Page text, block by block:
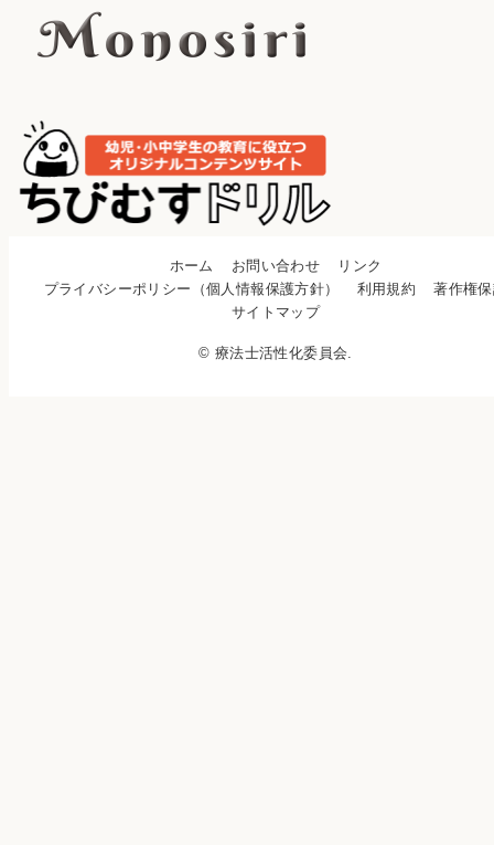
ホーム お問い合わせ
リンク
プライバシーポリシー（個人情報保護方針）
利用規約
著作権
サイトマップ
© 療法士活性化委員会.